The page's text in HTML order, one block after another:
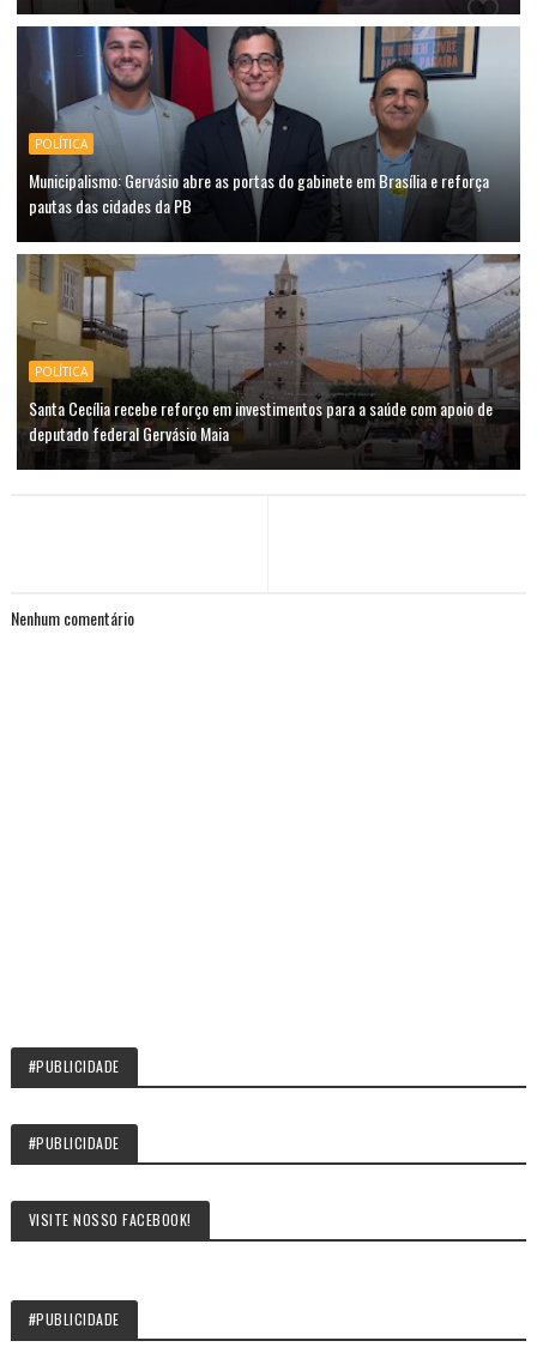
POLÍTICA
Municipalismo: Gervásio abre as portas do gabinete em Brasília e reforça
pautas das cidades da PB
POLÍTICA
Santa Cecília recebe reforço em investimentos para a saúde com apoio de
deputado federal Gervásio Maia
Nenhum comentário
#PUBLICIDADE
#PUBLICIDADE
VISITE NOSSO FACEBOOK!
#PUBLICIDADE